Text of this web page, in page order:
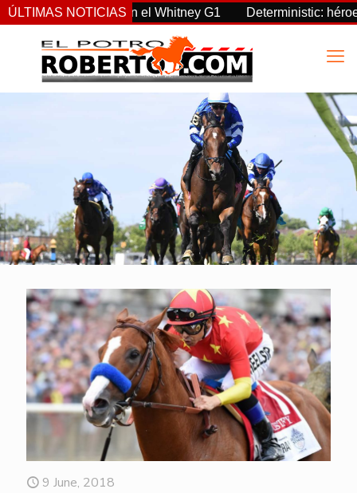
ÚLTIMAS NOTICIAS
supremo en el Whitney G1 Deterministic: héroe
9 June, 2018